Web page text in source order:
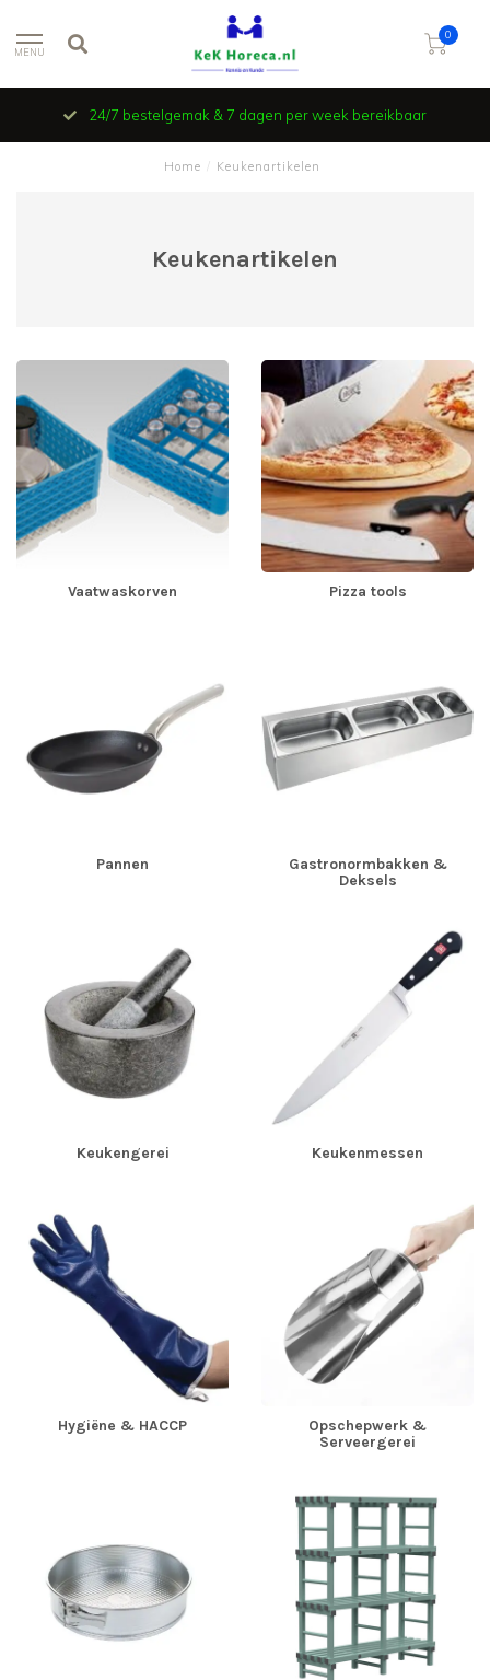
MENU
0
24/7 bestelgemak & 7 dagen per week bereikbaar
Home Keukenartikelen
Keukenartikelen
Vaatwaskorven Pizza tools
Pannen
Gastronormbakken &
Deksels
Keukengerei Keukenmessen
Hygiëne & HACCP
Opschepwerk &
Serveergerei